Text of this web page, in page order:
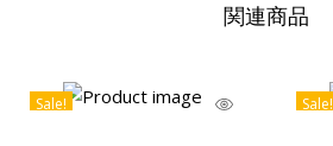
関連商品
Sale! Sale!